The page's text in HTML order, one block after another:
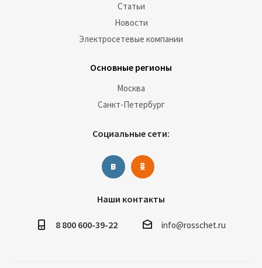
Статьи
Новости
Электросетевые компании
Основные регионы
Москва
Санкт-Петербург
Социальные сети:
Наши контакты
8 800 600-39-22 info@rosschet.ru